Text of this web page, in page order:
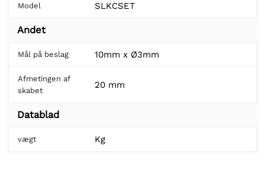
Model SLKCSET
Andet
Mål på beslag 10mm x Ø3mm
Afmetingen af
skabet
20 mm
Datablad
vægt Kg